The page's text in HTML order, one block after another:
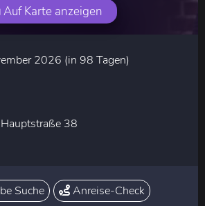
Auf Karte anzeigen
2026 (in 98 Tagen)
38
Suche Anreise-Check